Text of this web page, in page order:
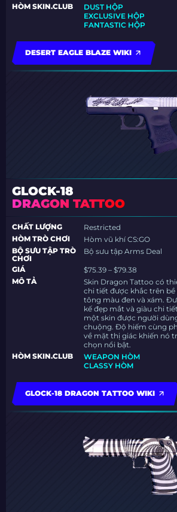
HÒM SKIN.CLUB
DUST HỘP
EXCLUSIVE HỘP
FANTASTIC HỘP
DESERT EAGLE BLAZE WIKI
GLOCK-18
DRAGON TATTOO
CHẤT LƯỢNG
Restricted
HÒM TRÒ CHƠI
Hòm vũ khí CS:GO
BỘ SƯU TẬP TRÒ
CHƠI
Bộ sưu tập Arms Deal
GIÁ
$75.39 – $79.38
MÔ TẢ
Skin Dragon Tattoo có
chi tiết được khắc trên
tông màu đen và xám.
kế đẹp mắt và giàu chi
một skin được người
chuộng. Độ hiếm cùng
về mặt thị giác khiến nó
chọn nổi bật.
HÒM SKIN.CLUB
WEAPON HÒM
CLASSY HÒM
GLOCK-18 DRAGON TATTOO WIKI